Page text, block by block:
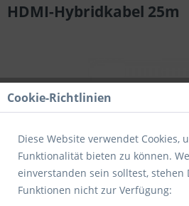
HDMI-Hybridkabel 25m
Cookie-Richtlinien
Diese Website verwendet Cookies,
Funktionalität bieten zu können.
einverstanden sein solltest, stehen
Funktionen nicht zur Verfügung: